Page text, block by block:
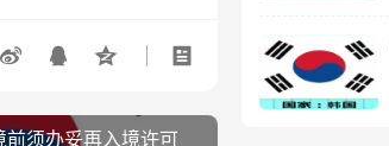
须办妥再入境许可